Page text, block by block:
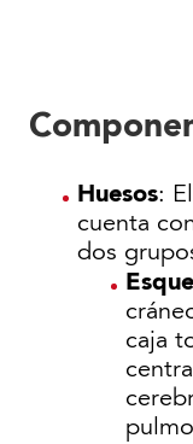
Huesos:
cuenta
dos
caja